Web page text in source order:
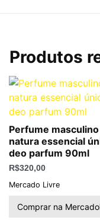
Produtos
Perfume masculino
natura essencial
deo parfum 90ml
R$320,00
Mercado Livre
Comprar na